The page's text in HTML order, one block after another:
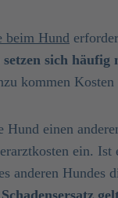
beim Hund
sich
kommen Kosten
Hund einen
ein.
anderen Hundes